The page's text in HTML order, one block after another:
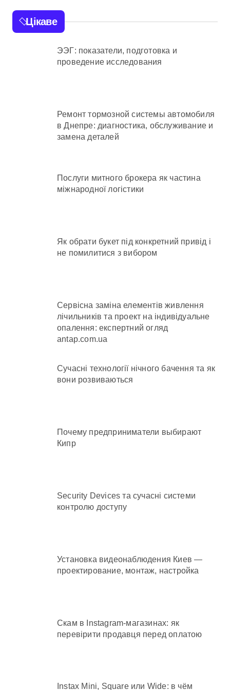
Цікаве
ЭЭГ: показатели, подготовка и
проведение исследования
Ремонт тормозной системы автомобиля
в Днепре: диагностика, обслуживание и
замена деталей
Послуги митного брокера як частина
міжнародної логістики
Як обрати букет під конкретний привід і
не помилитися з вибором
Сервісна заміна елементів живлення
лічильників та проект на індивідуальне
опалення: експертний огляд
antap.com.ua
Сучасні технології нічного бачення та як
вони розвиваються
Почему предприниматели выбирают
Кипр
Security Devices та сучасні системи
контролю доступу
Установка видеонаблюдения Киев —
проектирование, монтаж, настройка
Скам в Instagram-магазинах: як
перевірити продавця перед оплатою
Instax Mini, Square или Wide: в чём